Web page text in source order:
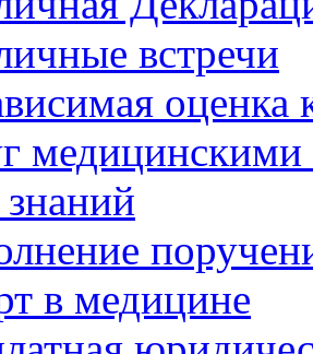
встречи
оценка
знаний
в медицине